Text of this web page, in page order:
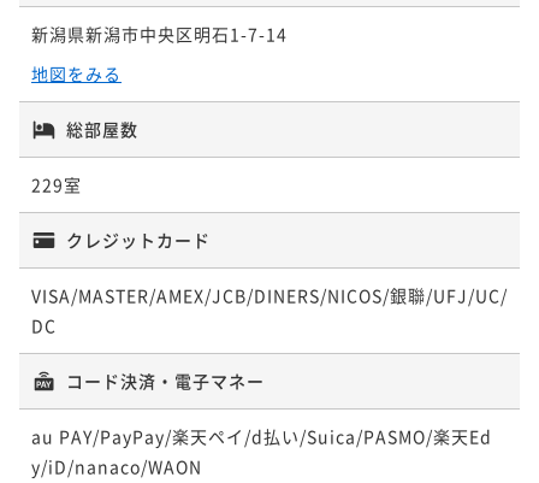
新潟県新潟市中央区明石1-7-14
地図をみる
総部屋数
229室
クレジットカード
VISA/MASTER/AMEX/JCB/DINERS/NICOS/銀聯/UFJ/UC/
DC
コード決済・電子マネー
au PAY/PayPay/楽天ペイ/d払い/Suica/PASMO/楽天Ed
y/iD/nanaco/WAON